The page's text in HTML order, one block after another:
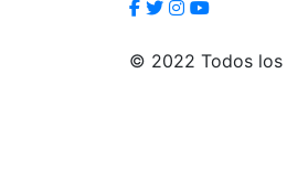
© 2022 Todos los